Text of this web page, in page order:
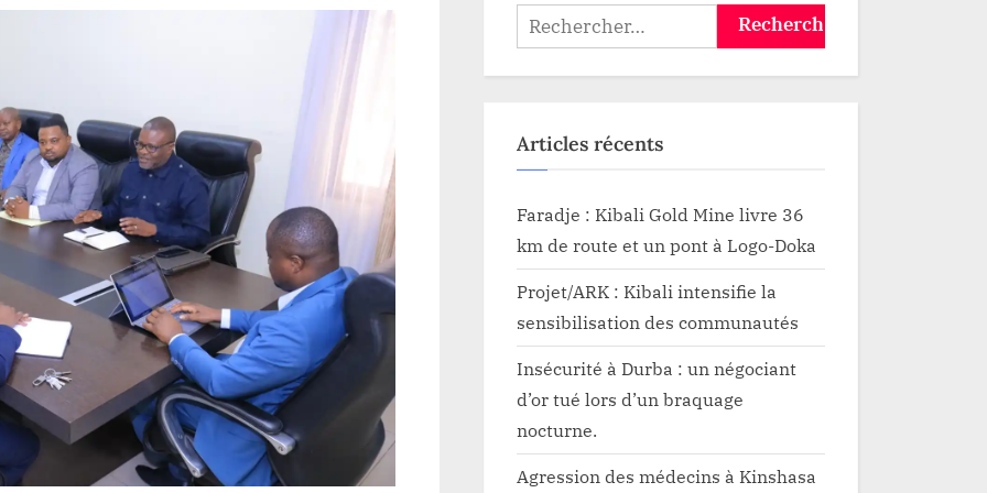
Rechercher :
Articles récents
Faradje : Kibali Gold Mine livre 36
km de route et un pont à Logo-Doka
Projet/ARK : Kibali intensifie la
sensibilisation des communautés
Insécurité à Durba : un négociant
d’or tué lors d’un braquage
nocturne.
Agression des médecins à Kinshasa